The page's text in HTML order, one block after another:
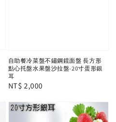
自助餐冷菜盤不鏽鋼鏡面盤 長方形
點心托盤水果盤沙拉盤-20寸蛋形銀
耳
Regular
NT$ 2,000